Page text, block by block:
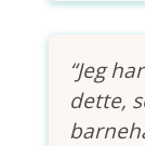
“Jeg
dette,